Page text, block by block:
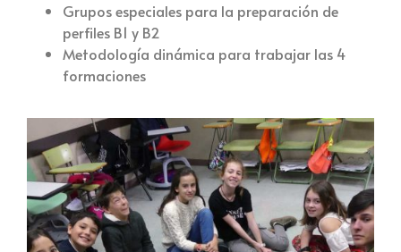
Grupos especiales para la preparación de
perfiles B1 y B2
Metodología dinámica para trabajar las 4
formaciones